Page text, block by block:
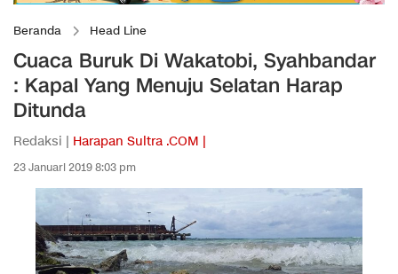
Beranda Head Line
Cuaca Buruk Di Wakatobi, Syahbandar
: Kapal Yang Menuju Selatan Harap
Ditunda
Redaksi | Harapan Sultra .COM |
23 Januari 2019 8:03 pm